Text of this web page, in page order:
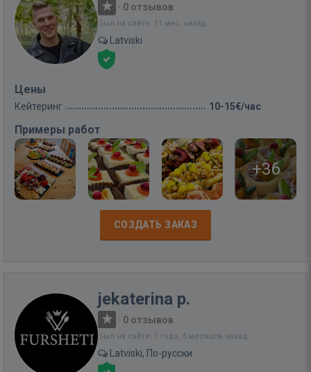
· 0 отзывов
Был на сайте: 11 мес. назад
Latviski
Цены
Кейтеринг 10-15€/час
Примеры работ
+36
СОЗДАТЬ ЗАКАЗ
jekaterina p.
· 0 отзывов
Был на сайте: 1 года, 5 месяцев назад
Latviski, По-русски